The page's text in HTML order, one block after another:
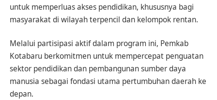
untuk memperluas akses pendidikan, khususnya bagi
masyarakat di wilayah terpencil dan kelompok rentan.
Melalui partisipasi aktif dalam program ini, Pemkab
Kotabaru berkomitmen untuk mempercepat penguatan
sektor pendidikan dan pembangunan sumber daya
manusia sebagai fondasi utama pertumbuhan daerah ke
depan.